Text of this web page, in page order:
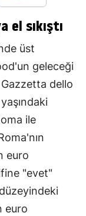
el sıkıştı
üst
geleceği
Gazzetta dello
ile
euro
"evet"
euro